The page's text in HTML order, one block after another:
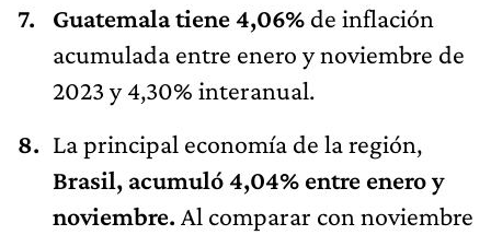
Guatemala tiene 4,06% de inflación
acumulada entre enero y noviembre de
2023 y 4,30% interanual.
La principal economía de la región,
Brasil, acumuló 4,04% entre enero y
noviembre. Al comparar con noviembre